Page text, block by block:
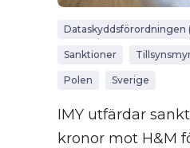
Dataskyddsförordningen
Sanktioner
Polen Sverige
IMY utfärdar
kronor mot H&M